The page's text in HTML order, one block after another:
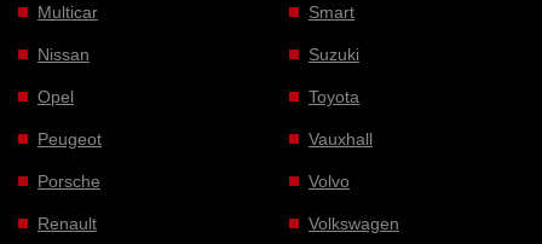
Multicar
Nissan
Opel
Peugeot
Porsche
Renault
Smart
Suzuki
Toyota
Vauxhall
Volvo
Volkswagen